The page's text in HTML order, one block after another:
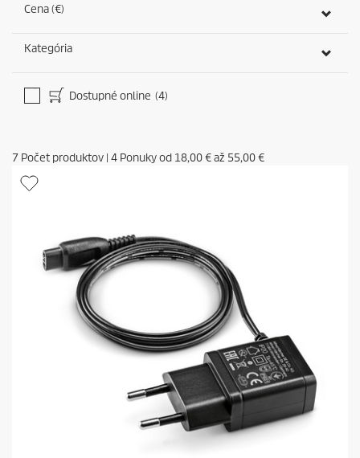
Cena (€)
Kategória
Dostupné online (4)
7 Počet produktov | 4 Ponuky od 18,00 €až 55,00 €